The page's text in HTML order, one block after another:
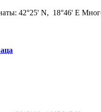
42°25' N, 18°46' E